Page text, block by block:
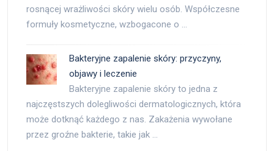
rosnącej wrażliwości skóry wielu osób. Współczesne
formuły kosmetyczne, wzbogacone o …
Bakteryjne zapalenie skóry: przyczyny,
objawy i leczenie
Bakteryjne zapalenie skóry to jedna z
najczęstszych dolegliwości dermatologicznych, która
może dotknąć każdego z nas. Zakażenia wywołane
przez groźne bakterie, takie jak …